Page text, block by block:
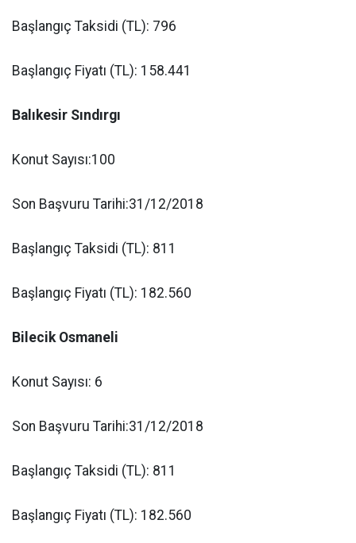
Başlangıç Taksidi (TL): 796
Başlangıç Fiyatı (TL): 158.441
Balıkesir Sındırgı
Konut Sayısı:100
Son Başvuru Tarihi:31/12/2018
Başlangıç Taksidi (TL): 811
Başlangıç Fiyatı (TL): 182.560
Bilecik Osmaneli
Konut Sayısı: 6
Son Başvuru Tarihi:31/12/2018
Başlangıç Taksidi (TL): 811
Başlangıç Fiyatı (TL): 182.560